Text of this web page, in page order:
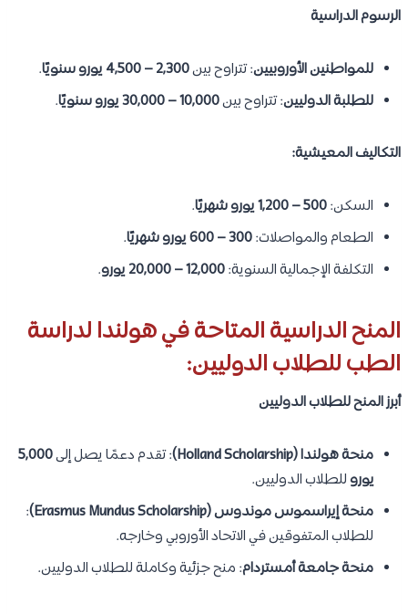
الرسوم الدراسية
للمواطنين الأوروبيين: تتراوح بين2,300 – 4,500 يورو سنويًا
.
للطلبة الدوليين: تتراوح بين10,000 – 30,000 يورو سنويًا .
التكاليف المعيشية:
السكن:500 – 1,200 يورو شهريًا
.
الطعام والمواصلات:300 – 600 يورو شهريًا
.
التكلفة الإجمالية السنوية:12,000 – 20,000 يورو .
المنح الدراسية المتاحة في هولندا لدراسة
الطب للطلاب الدوليين:
أبرز المنح للطلاب الدوليين
منحة هولندا (Holland Scholarship) : تقدم دعمًا يصل إلى5,000
يوروللطلاب الدوليين.
منحة إيراسموس موندوس (Erasmus Mundus Scholarship)
:
للطلاب المتفوقين في الاتحاد الأوروبي وخارجه.
منحة جامعة أمستردام: منح جزئية وكاملة للطلاب الدوليين.